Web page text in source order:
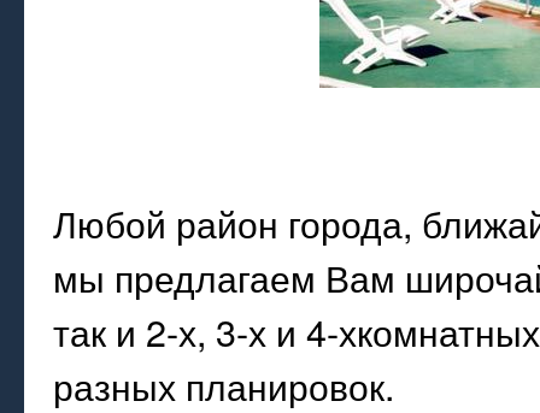
Любой район города,
мы предлагаем Вам
так и 2-х, 3-х и 4-
разных планировок.